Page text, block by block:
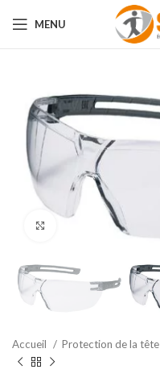
MENU
Accueil Protection de la tête